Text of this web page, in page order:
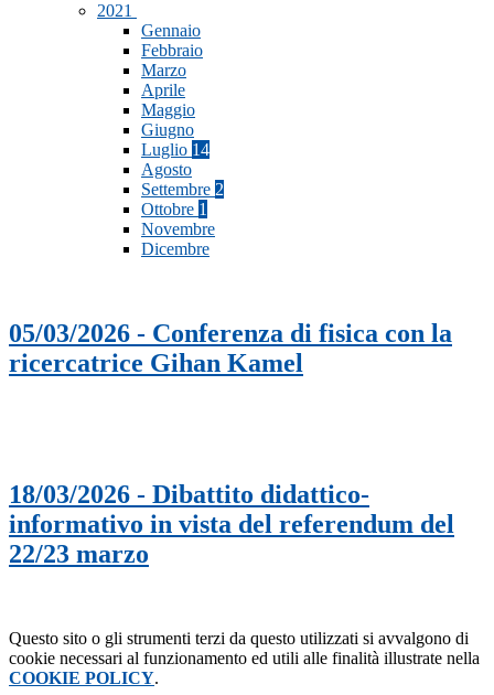
2021
Gennaio
Febbraio
Marzo
Aprile
Maggio
Giugno
Luglio 14
Agosto
Settembre 2
Ottobre 1
Novembre
Dicembre
05/03/2026 - Conferenza di fisica con la
ricercatrice Gihan Kamel
18/03/2026 - Dibattito didattico-
informativo in vista del referendum del
22/23 marzo
Questo sito o gli strumenti terzi da questo utilizzati si avvalgono di
cookie necessari al funzionamento ed utili alle finalità illustrate nella
COOKIE POLICY.